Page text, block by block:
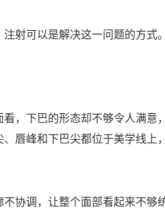
射可以是解决这一问题的方式
，下巴的形态却不够令人满意
唇峰和下巴尖都位于美学线上
协调，让整个面部看起来不够